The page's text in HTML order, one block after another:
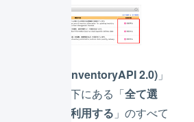
在庫API 2.0 (InventoryAPI 2.0) 」
のセクションの下にある「全て選
利用する 」のすべて